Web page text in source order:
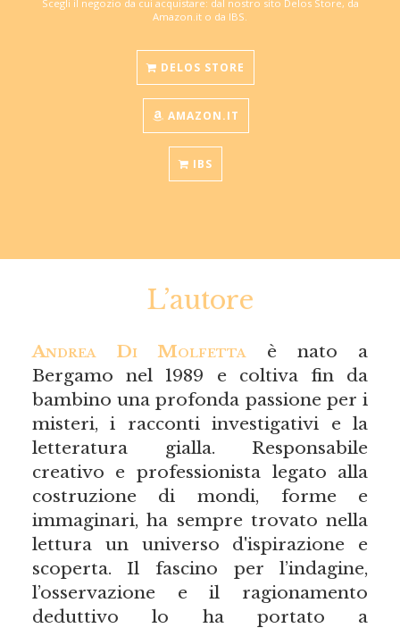
Scegli il negozio da cui acquistare: dal nostro sito Delos Store, da
Amazon.it o da IBS.
DELOS STORE
AMAZON.IT
IBS
L’autore
Andrea Di Molfetta è nato a
Bergamo nel 1989 e coltiva fin da
bambino una profonda passione per i
misteri, i racconti investigativi e la
letteratura gialla. Responsabile
creativo e professionista legato alla
costruzione di mondi, forme e
immaginari, ha sempre trovato nella
lettura un universo d'ispirazione e
scoperta. Il fascino per l’indagine,
l’osservazione e il ragionamento
deduttivo lo ha portato a